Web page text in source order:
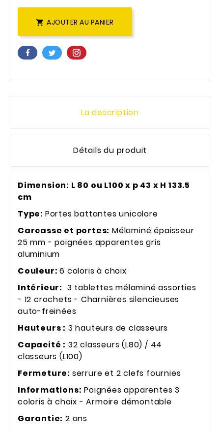
 AJOUTER AU PANIER
La description
Détails du produit
Dimension: L 80 ou L100 x p 43 x H 133.5
cm
Type: Portes battantes unicolore
Carcasse et portes: Mélaminé épaisseur
25 mm - poignées apparentes gris
aluminium
Couleur:6 coloris à choix
Intérieur: 3 tablettes mélaminé assorties
- 12 crochets - Charnières silencieuses
auto-freinées
Hauteurs : 3 hauteurs de classeurs
Capacité : 32 classeurs (L80) / 44
classeurs (L100)
Fermeture: serrure et 2 clefs fournies
Informations: Poignées apparentes 3
coloris à choix - Armoire démontable
Garantie: 2 ans